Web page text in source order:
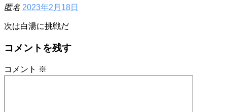
匿名 2023年2月18日
次は白湯に挑戦だ
コメントを残す
コメント ※